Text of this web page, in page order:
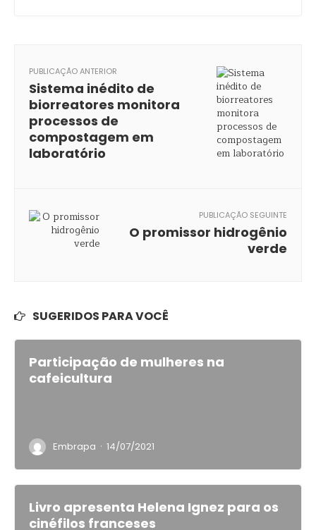
PUBLICAÇÃO ANTERIOR
Sistema inédito de
biorreatores monitora
processos de
compostagem em
laboratório
PUBLICAÇÃO SEGUINTE
O promissor hidrogênio
verde
SUGERIDOS PARA VOCÊ
Participação de mulheres na
cafeicultura
Embrapa · 14/07/2021
Livro apresenta Helena Ignez para os
cinéfilos franceses